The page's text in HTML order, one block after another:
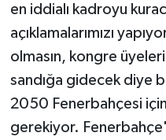
en iddialı kadroyu
açıklamalarımızı
olmasın, kongre
sandığa gidecek diye
2050 Fenerbahçesi için
gerekiyor.